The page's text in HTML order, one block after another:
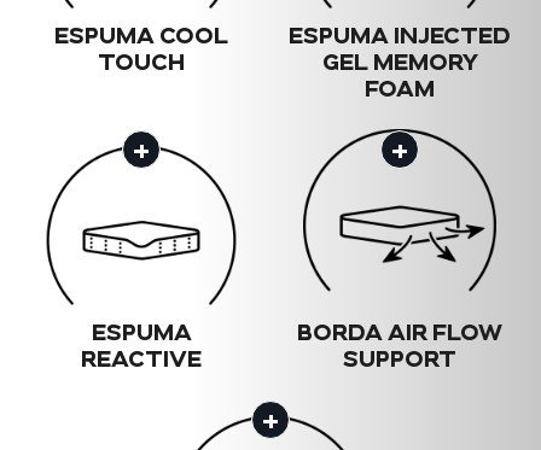
ESPUMA COOL
TOUCH
ESPUMA INJECTED
GEL MEMORY
FOAM
+
ESPUMA
REACTIVE
+
BORDA AIR FLOW
SUPPORT
+